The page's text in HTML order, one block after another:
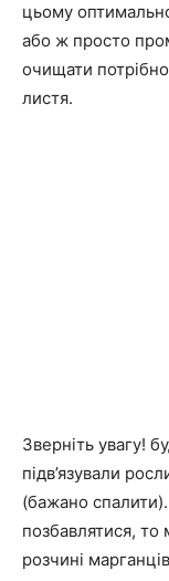
цьому
або ж просто
очищати
листя.
Зверніть увагу!
підв’язували
(бажано
позбавлятися,
розчині